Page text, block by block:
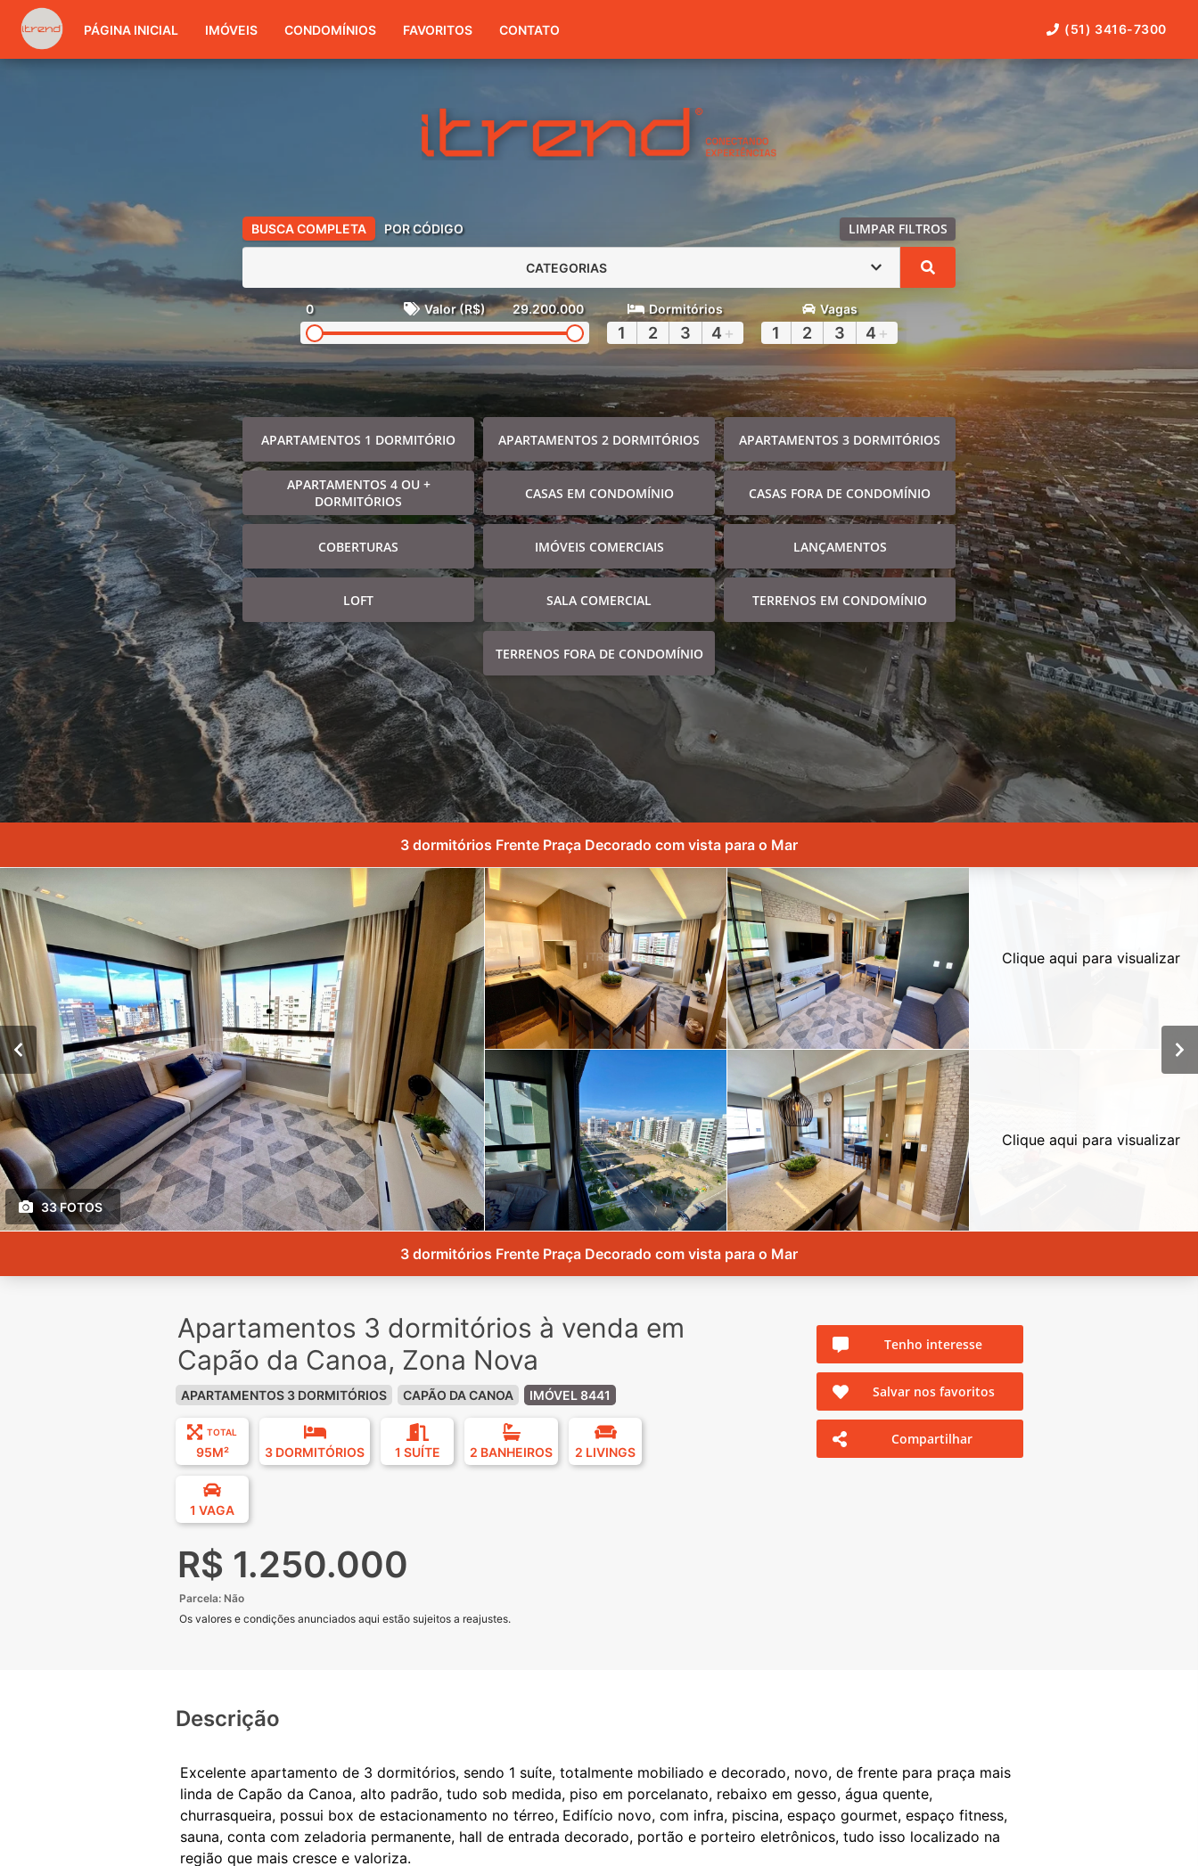
(51) 3416-7300
PÁGINA INICIAL IMÓVEIS CONDOMÍNIOS FAVORITOS CONTATO (51) 3416-7300
BUSCA COMPLETA POR CÓDIGO LIMPAR FILTROS
CATEGORIAS
0 Valor (R$) 29.200.000 Dormitórios
1 2 3 4 +
Vagas
1 2 3 4 +
APARTAMENTOS 1 DORMITÓRIO APARTAMENTOS 2 DORMITÓRIOS APARTAMENTOS 3 DORMITÓRIOS
APARTAMENTOS 4 OU +
DORMITÓRIOS
CASAS EM CONDOMÍNIO CASAS FORA DE CONDOMÍNIO
COBERTURAS IMÓVEIS COMERCIAIS LANÇAMENTOS
LOFT SALA COMERCIAL TERRENOS EM CONDOMÍNIO
TERRENOS FORA DE CONDOMÍNIO
3 dormitórios Frente Praça Decorado com vista para o Mar
33 FOTOS
Clique aqui para visualizar
Clique aqui para visualizar
3 dormitórios Frente Praça Decorado com vista para o Mar
Apartamentos 3 dormitórios à venda em
Capão da Canoa, Zona Nova
APARTAMENTOS 3 DORMITÓRIOS CAPÃO DA CANOA IMÓVEL 8441
TOTAL
95M² 3 DORMITÓRIOS 1 SUÍTE 2 BANHEIROS 2 LIVINGS
1 VAGA
R$ 1.250.000
Parcela: Não
Os valores e condições anunciados aqui estão sujeitos a reajustes.
Tenho interesse
Salvar nos favoritos
Compartilhar
Descrição
Excelente apartamento de 3 dormitórios, sendo 1 suíte, totalmente mobiliado e decorado, novo, de frente para praça mais
linda de Capão da Canoa, alto padrão, tudo sob medida, piso em porcelanato, rebaixo em gesso, água quente,
churrasqueira, possui box de estacionamento no térreo, Edifício novo, com infra, piscina, espaço gourmet, espaço fitness,
sauna, conta com zeladoria permanente, hall de entrada decorado, portão e porteiro eletrônicos, tudo isso localizado na